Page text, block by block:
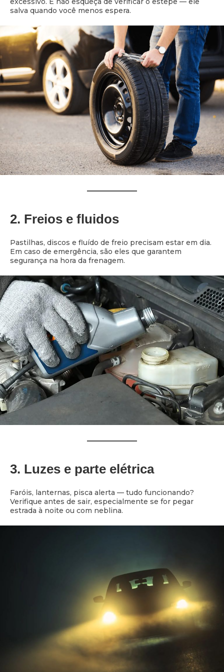
salva quando você menos espera.
2. Freios e fluidos
Pastilhas, discos e fluído de freio precisam estar em dia.
Em caso de emergência, são eles que garantem
segurança na hora da frenagem.
3. Luzes e parte elétrica
Faróis, lanternas, pisca alerta — tudo funcionando?
Verifique antes de sair, especialmente se for pegar
estrada à noite ou com neblina.